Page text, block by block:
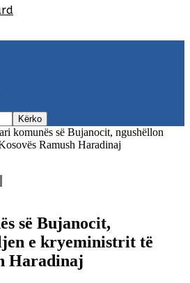
komunës së Bujanocit, ngushëllon
Ramush Haradinaj
së Bujanocit,
e kryeministrit të
Haradinaj